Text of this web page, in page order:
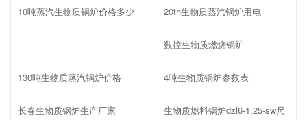
10吨蒸汽生物质锅炉价格多少 20th生物质蒸汽锅炉用电
数控生物质燃烧锅炉
130吨生物质蒸汽锅炉价格
长春生物质锅炉生产厂家
4吨生物质锅炉参数表
生物质燃料锅炉dzl6-1.25-sw尺